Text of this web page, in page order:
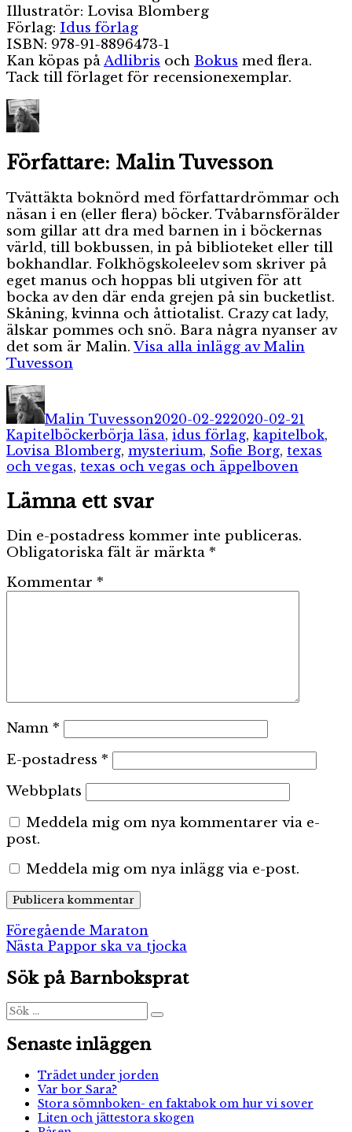
Illustratör: Lovisa Blomberg
Förlag: Idus förlag
ISBN: 978-91-8896473-1
Kan köpas påAdlibris och Bokus med flera.
Tack till förlaget för recensionexemplar.
Författare: Malin Tuvesson
Tvättäkta boknörd med författardrömmar och
näsan i en (eller flera) böcker. Tvåbarnsförälder
som gillar att dra med barnen in i böckernas
värld, till bokbussen, in på biblioteket eller till
bokhandlar. Folkhögskoleelev som skriver på
eget manus och hoppas bli utgiven för att
bocka av den där enda grejen på sin bucketlist.
Skåning, kvinna och åttiotalist. Crazy cat lady,
älskar pommes och snö. Bara några nyanser av
det som är Malin. Visa alla inlägg av Malin
Tuvesson
Författare
Malin Tuvesson2020-02-222020-02-21
KapitelböckerEtiketter
börja läsa, idus förlag, kapitelbok,
Lovisa Blomberg, mysterium, Sofie Borg, texas
och vegas, texas och vegas och äppelboven
Lämna ett svar
Din e-postadress kommer inte publiceras.
Obligatoriska fält är märkta *
Kommentar *
Namn *
E-postadress *
Webbplats
Meddela mig om nya kommentarer via e-
post.
Meddela mig om nya inlägg via e-post.
Inläggsnavigering
Föregående Föregående
inlägg:
Maraton
Nästa Nästa
Pappor ska va tjocka
Sök på Barnboksprat
Sök
efter:
Sök
Senaste inläggen
Trädet under jorden
Var bor Sara?
Stora sömnboken- en faktabok om hur vi sover
Liten och jättestora skogen